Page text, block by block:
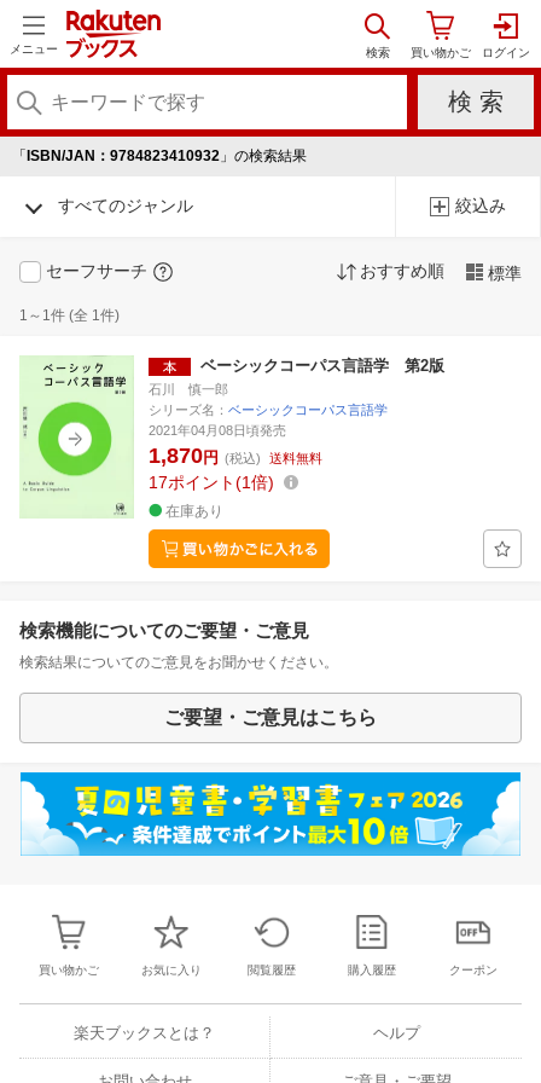
メニュー
「 ISBN/JAN：9784823410932 」の検索結果
すべてのジャンル 絞込み
セーフサーチ おすすめ順 標準
1～1件 (全 1件)
ベーシックコーパス言語学 第2版
石川 慎一郎
シリーズ名： ベーシックコーパス言語学
2021年04月08日頃発売
1,870円 (税込) 送料無料
17ポイント 1倍
在庫あり
検索機能についてのご要望・ご意見
検索結果についてのご意見をお聞かせください。
ご要望・ご意見はこちら
買い物かご お気に入り 閲覧履歴 購入履歴 クーポン
楽天ブックスとは？ ヘルプ